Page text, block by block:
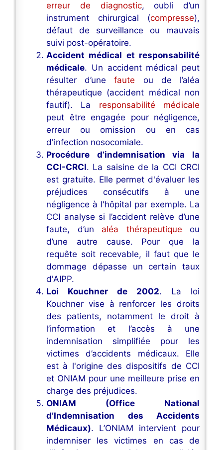
erreur de diagnostic, oubli d’un
instrument chirurgical (compresse),
défaut de surveillance ou mauvais
suivi post-opératoire.
Accident médical et responsabilité
médicale. Un accident médical peut
résulter d’unefaute ou de l’aléa
thérapeutique (accident médical non
fautif). La responsabilité médicale
peut être engagée pour négligence,
erreur ou omission ou en cas
d'infection nosocomiale.
Procédure d’indemnisation via la
CCI-CRCI. La saisine de la CCI CRCI
est gratuite. Elle permet d'évaluer les
préjudices consécutifs à une
négligence à l'hôpital par exemple. La
CCI analyse si l’accident relève d’une
faute, d’un aléa thérapeutique ou
d’une autre cause. Pour que la
requête soit recevable, il faut que le
dommage dépasse un certain taux
d'AIPP.
Loi Kouchner de 2002. La loi
Kouchner vise à renforcer les droits
des patients, notamment le droit à
l’information et l’accès à une
indemnisation simplifiée pour les
victimes d’accidents médicaux. Elle
est à l'origine des dispositifs de CCI
et ONIAM pour une meilleure prise en
charge des préjudices.
ONIAM (Office National
d’Indemnisation des Accidents
Médicaux). L’ONIAM intervient pour
indemniser les victimes en cas de